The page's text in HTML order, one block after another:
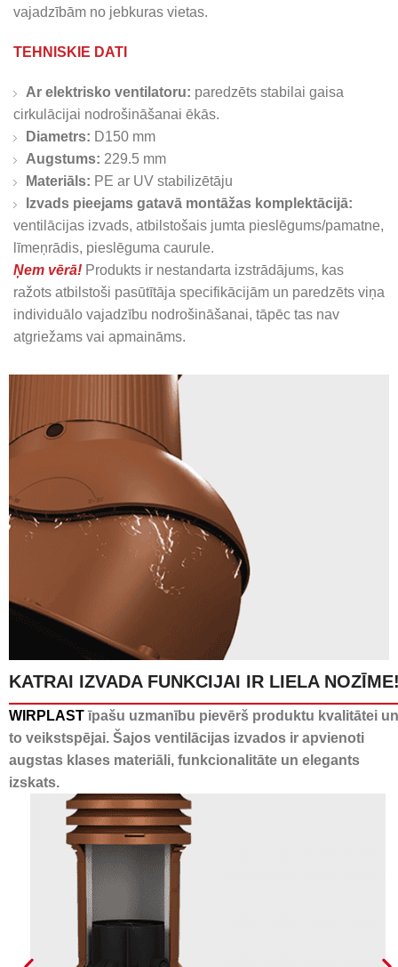
vajadzībām no jebkuras vietas.
TEHNISKI E DATI
Ar elektrisko ventilatoru: paredzēts stabilai gaisa
cirkulācijai nodrošināšanai ēkās.
Diametrs: D150 mm
Augstums: 229.5 mm
Materiāls: PE ar UV stabilizētāju
Izvads pieejams gatavā montāžas komplektācijā:
ventilācijas izvads, atbilstošais jumta pieslēgums/pamatne,
līmeņrādis, pieslēguma caurule.
Ņem vērā! Produkts ir nestandarta izstrādājums, kas
ražots atbilstoši pasūtītāja specifikācijām un paredzēts viņa
individuālo vajadzību nodrošināšanai, tāpēc tas nav
atgriežams vai apmaināms.
24 kanāli kondensāta
novadīšanai
KATRAI IZVADA FUNKCIJAI IR LIELA
WIRPLAST īpašu uzmanību pievērš produktu kvalitātei un
to veikstspējai. Šajos ventilācijas izvados ir apvienoti
augstas klases materiāli, funkcionalitāte un elegants
izskats.